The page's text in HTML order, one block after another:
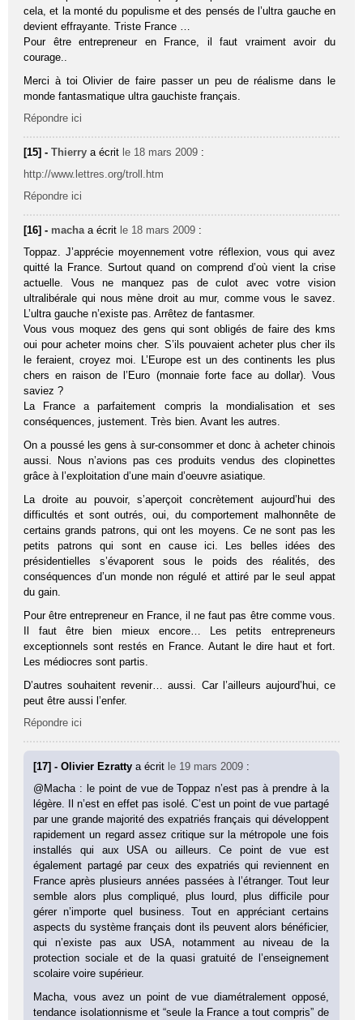
cela, et la monté du populisme et des pensés de l’ultra gauche en
devient effrayante. Triste France …
Pour être entrepreneur en France, il faut vraiment avoir du
courage..
Merci à toi Olivier de faire passer un peu de réalisme dans le
monde fantasmatique ultra gauchiste français.
Répondre ici
[15] -Thierry a écrit le 18 mars 2009 :
http://www.lettres.org/troll.htm
Répondre ici
[16] - macha a écrit le 18 mars 2009 :
Toppaz. J’apprécie moyennement votre réflexion, vous qui avez
quitté la France. Surtout quand on comprend d’où vient la crise
actuelle. Vous ne manquez pas de culot avec votre vision
ultralibérale qui nous mène droit au mur, comme vous le savez.
L’ultra gauche n’existe pas. Arrêtez de fantasmer.
Vous vous moquez des gens qui sont obligés de faire des kms
oui pour acheter moins cher. S’ils pouvaient acheter plus cher ils
le feraient, croyez moi. L’Europe est un des continents les plus
chers en raison de l’Euro (monnaie forte face au dollar). Vous
saviez ?
La France a parfaitement compris la mondialisation et ses
conséquences, justement. Très bien. Avant les autres.
On a poussé les gens à sur-consommer et donc à acheter chinois
aussi. Nous n’avions pas ces produits vendus des clopinettes
grâce à l’exploitation d’une main d’oeuvre asiatique.
La droite au pouvoir, s’aperçoit concrètement aujourd’hui des
difficultés et sont outrés, oui, du comportement malhonnête de
certains grands patrons, qui ont les moyens. Ce ne sont pas les
petits patrons qui sont en cause ici. Les belles idées des
présidentielles s’évaporent sous le poids des réalités, des
conséquences d’un monde non régulé et attiré par le seul appat
du gain.
Pour être entrepreneur en France, il ne faut pas être comme vous.
Il faut être bien mieux encore… Les petits entrepreneurs
exceptionnels sont restés en France. Autant le dire haut et fort.
Les médiocres sont partis.
D’autres souhaitent revenir… aussi. Car l’ailleurs aujourd’hui, ce
peut être aussi l’enfer.
Répondre ici
[17] - Olivier Ezrattya écrit le 19 mars 2009 :
@Macha : le point de vue de Toppaz n’est pas à prendre à la
légère. Il n’est en effet pas isolé. C’est un point de vue partagé
par une grande majorité des expatriés français qui développent
rapidement un regard assez critique sur la métropole une fois
installés qui aux USA ou ailleurs. Ce point de vue est
également partagé par ceux des expatriés qui reviennent en
France après plusieurs années passées à l’étranger. Tout leur
semble alors plus compliqué, plus lourd, plus difficile pour
gérer n’importe quel business. Tout en appréciant certains
aspects du système français dont ils peuvent alors bénéficier,
qui n’existe pas aux USA, notamment au niveau de la
protection sociale et de la quasi gratuité de l’enseignement
scolaire voire supérieur.
Macha, vous avez un point de vue diamétralement opposé,
tendance isolationnisme et “seule la France a tout compris” de